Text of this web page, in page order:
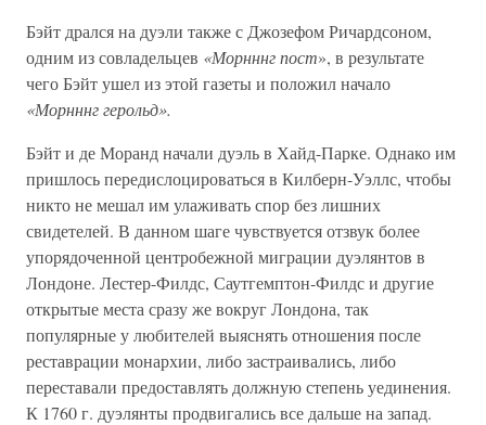
Бэйт дрался на дуэли также с Джозефом Ричардсоном,
одним из совладельцев «Морнннг пост», в результате
чего Бэйт ушел из этой газеты и положил начало
«Морнннг герольд».
Бэйт и де Моранд начали дуэль в Хайд-Парке. Однако им
пришлось передислоцироваться в Килберн-Уэллс, чтобы
никто не мешал им улаживать спор без лишних
свидетелей. В данном шаге чувствуется отзвук более
упорядоченной центробежной миграции дуэлянтов в
Лондоне. Лестер-Филдс, Саутгемптон-Филдс и другие
открытые места сразу же вокруг Лондона, так
популярные у любителей выяснять отношения после
реставрации монархии, либо застраивались, либо
переставали предоставлять должную степень уединения.
К 1760 г. дуэлянты продвигались все дальше на запад.